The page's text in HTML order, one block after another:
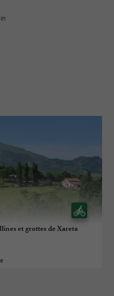
et grottes de Xareta